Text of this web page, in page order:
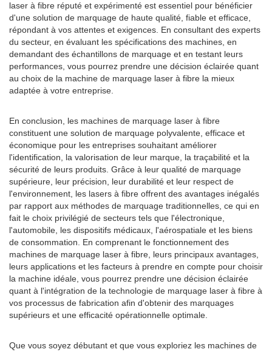
laser à fibre réputé et expérimenté est essentiel pour bénéficier
d'une solution de marquage de haute qualité, fiable et efficace,
répondant à vos attentes et exigences. En consultant des experts
du secteur, en évaluant les spécifications des machines, en
demandant des échantillons de marquage et en testant leurs
performances, vous pourrez prendre une décision éclairée quant
au choix de la machine de marquage laser à fibre la mieux
adaptée à votre entreprise.
En conclusion, les machines de marquage laser à fibre
constituent une solution de marquage polyvalente, efficace et
économique pour les entreprises souhaitant améliorer
l'identification, la valorisation de leur marque, la traçabilité et la
sécurité de leurs produits. Grâce à leur qualité de marquage
supérieure, leur précision, leur durabilité et leur respect de
l'environnement, les lasers à fibre offrent des avantages inégalés
par rapport aux méthodes de marquage traditionnelles, ce qui en
fait le choix privilégié de secteurs tels que l'électronique,
l'automobile, les dispositifs médicaux, l'aérospatiale et les biens
de consommation. En comprenant le fonctionnement des
machines de marquage laser à fibre, leurs principaux avantages,
leurs applications et les facteurs à prendre en compte pour choisir
la machine idéale, vous pourrez prendre une décision éclairée
quant à l'intégration de la technologie de marquage laser à fibre à
vos processus de fabrication afin d'obtenir des marquages
supérieurs et une efficacité opérationnelle optimale.
Que vous soyez débutant et que vous exploriez les machines de